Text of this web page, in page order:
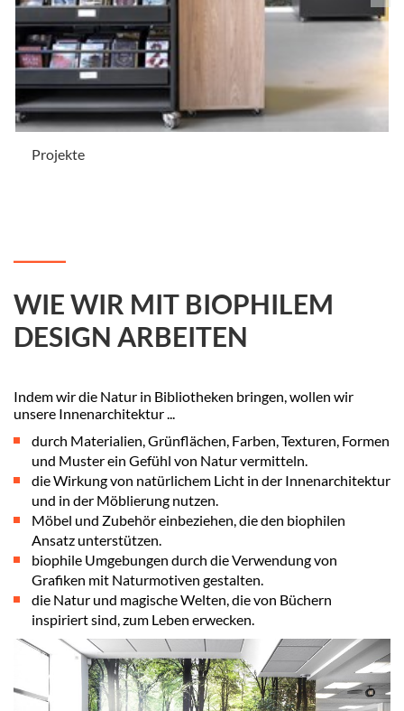
Projekte
WIE WIR MIT BIOPHILEM
DESIGN ARBEITEN
Indem wir die Natur in Bibliotheken bringen, wollen wir
unsere Innenarchitektur ...
durch Materialien, Grünflächen, Farben, Texturen, Formen
und Muster ein Gefühl von Natur vermitteln.
die Wirkung von natürlichem Licht in der Innenarchitektur
und in der Möblierung nutzen.
Möbel und Zubehör einbeziehen, die den biophilen
Ansatz unterstützen.
biophile Umgebungen durch die Verwendung von
Grafiken mit Naturmotiven gestalten.
die Natur und magische Welten, die von Büchern
inspiriert sind, zum Leben erwecken.